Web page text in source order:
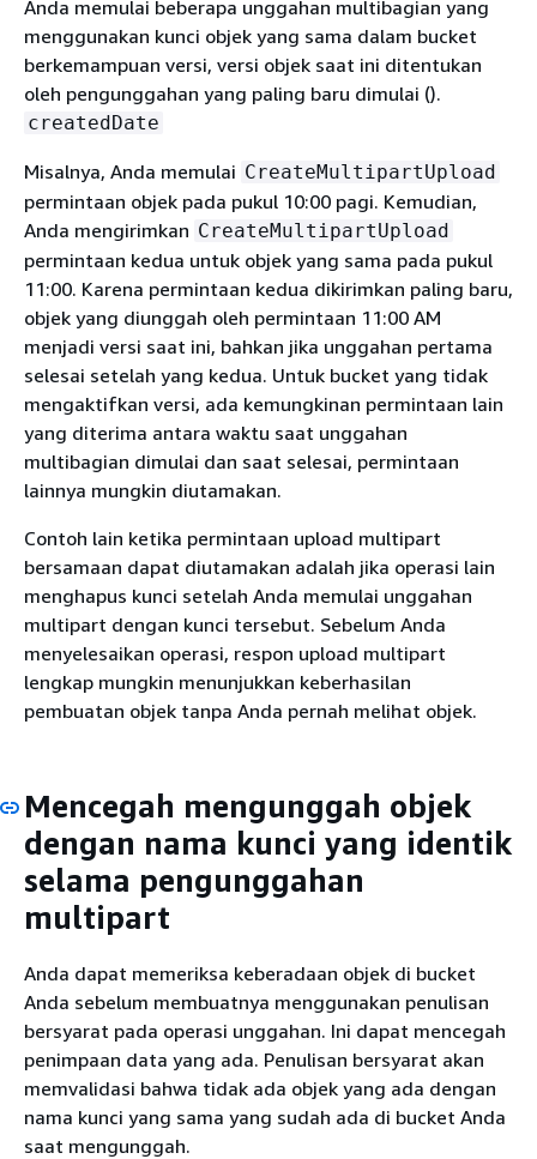
Anda memulai beberapa unggahan multibagian yang
menggunakan kunci objek yang sama dalam bucket
berkemampuan versi, versi objek saat ini ditentukan
oleh pengunggahan yang paling baru dimulai ().
createdDate
Misalnya, Anda memulai CreateMultipartUpload
permintaan objek pada pukul 10:00 pagi. Kemudian,
Anda mengirimkan CreateMultipartUpload
permintaan kedua untuk objek yang sama pada pukul
11:00. Karena permintaan kedua dikirimkan paling baru,
objek yang diunggah oleh permintaan 11:00 AM
menjadi versi saat ini, bahkan jika unggahan pertama
selesai setelah yang kedua. Untuk bucket yang tidak
mengaktifkan versi, ada kemungkinan permintaan lain
yang diterima antara waktu saat unggahan
multibagian dimulai dan saat selesai, permintaan
lainnya mungkin diutamakan.
Contoh lain ketika permintaan upload multipart
bersamaan dapat diutamakan adalah jika operasi lain
menghapus kunci setelah Anda memulai unggahan
multipart dengan kunci tersebut. Sebelum Anda
menyelesaikan operasi, respon upload multipart
lengkap mungkin menunjukkan keberhasilan
pembuatan objek tanpa Anda pernah melihat objek.
Mencegah mengunggah objek
dengan nama kunci yang identik
selama pengunggahan
multipart
Anda dapat memeriksa keberadaan objek di bucket
Anda sebelum membuatnya menggunakan penulisan
bersyarat pada operasi unggahan. Ini dapat mencegah
penimpaan data yang ada. Penulisan bersyarat akan
memvalidasi bahwa tidak ada objek yang ada dengan
nama kunci yang sama yang sudah ada di bucket Anda
saat mengunggah.